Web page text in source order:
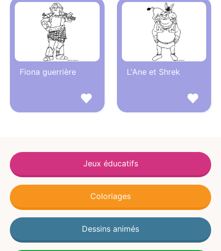
Fiona guerrière L'Ane et Shrek
Jeux éducatifs
Coloriages
Dessins animés